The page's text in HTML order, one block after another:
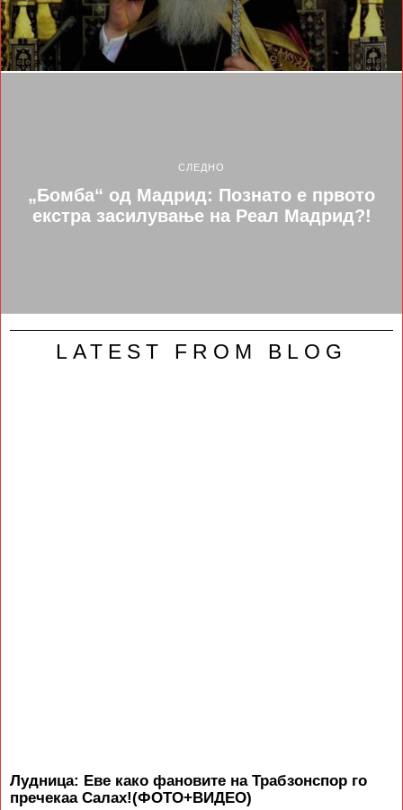
СЛЕДНО
„Бомба“ од Мадрид: Познато е првото
екстра засилување на Реал Мадрид?!
LATEST FROM BLOG
Лудница: Еве како фановите на Трабзонспор го
пречекаа Салах!(ФОТО+ВИДЕО)